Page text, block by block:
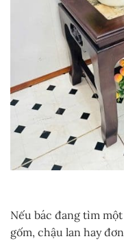
Nếu bác đang tìm
gốm, chậu lan hay